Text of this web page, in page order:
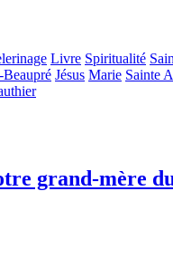
Livre Spiritualité
Jésus Marie Sainte
grand-mère